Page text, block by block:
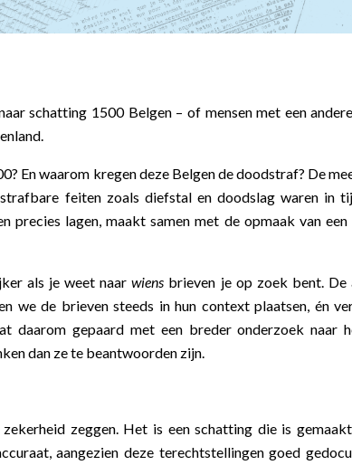
schatting 1500 Belgen – of mensen met een
En waarom kregen deze Belgen de doodstraf? De
strafbare feiten zoals diefstal en doodslag waren
precies lagen, maakt samen met de opmaak van
als je weet naarwiens brieven je op zoek bent.
we de brieven steeds in hun context plaatsen, én
daarom gepaard met een breder onderzoek naar
dan ze te beantwoorden zijn.
zeggen. Het is een schatting die is
aangezien deze terechtstellingen goed